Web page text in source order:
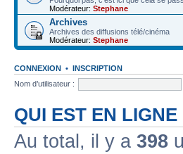
Modérateur: Stephane
Archives
Archives des diffusions télé/cinéma
Modérateur: Stephane
CONNEXION • INSCRIPTION
Nom d’utilisateur :
QUI EST EN LIGNE
Au total, il y a 398